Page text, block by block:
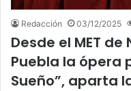
Redacción 03/12/2025
Desde el MET
Puebla la ópera
Sueño”, aparta